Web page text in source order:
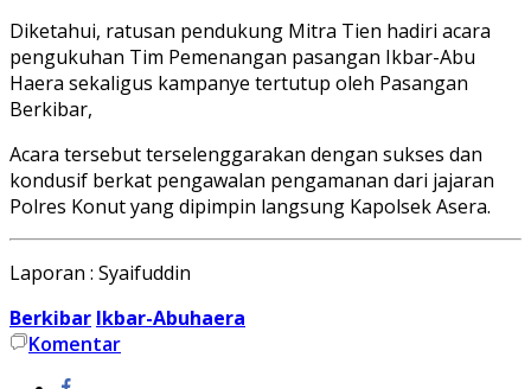
Diketahui, ratusan pendukung Mitra Tien hadiri acara
pengukuhan Tim Pemenangan pasangan Ikbar-Abu
Haera sekaligus kampanye tertutup oleh Pasangan
Berkibar,
Acara tersebut terselenggarakan dengan sukses dan
kondusif berkat pengawalan pengamanan dari jajaran
Polres Konut yang dipimpin langsung Kapolsek Asera.
Laporan : Syaifuddin
Berkibar Ikbar-Abuhaera
Komentar